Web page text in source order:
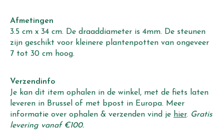
Afmetingen
3.5 cm x 34 cm. De draaddiameter is 4mm. De steunen
zijn geschikt voor kleinere plantenpotten van ongeveer
7 tot 30 cm hoog.
Verzendinfo
Je kan dit item ophalen in de winkel, met de fiets laten
leveren in Brussel of met bpost in Europa. Meer
informatie over ophalen & verzenden vind je hier. Gratis
levering vanaf €100.